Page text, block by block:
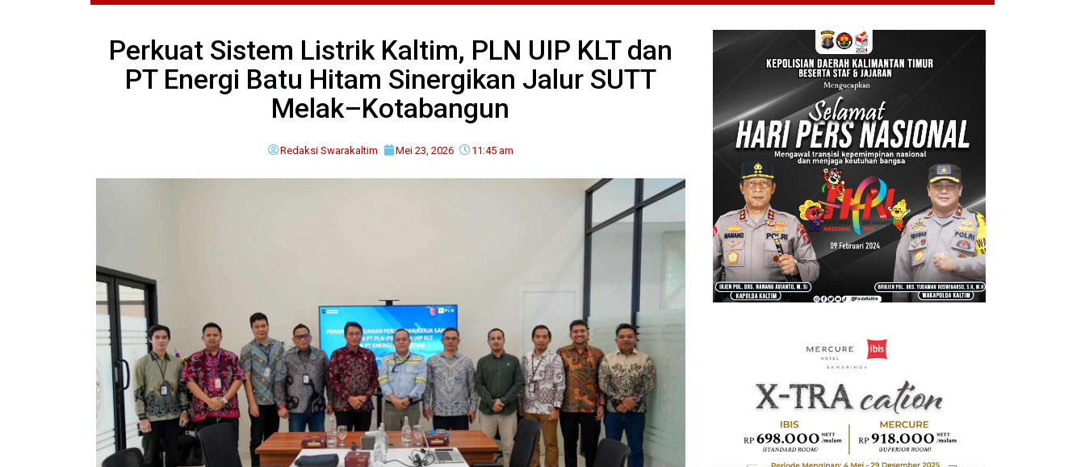
Perkuat Sistem Listrik Kaltim, PLN UIP KLT dan
PT Energi Batu Hitam Sinergikan Jalur SUTT
Melak–Kotabangun
Redaksi Swarakaltim Mei 23, 2026 11:45 am